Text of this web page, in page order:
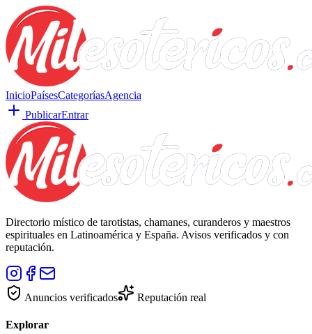
InicioPaísesCategoríasAgencia
PublicarEntrar
Directorio místico de tarotistas, chamanes, curanderos y maestros
espirituales en Latinoamérica y España. Avisos verificados y con
reputación.
Anuncios verificados Reputación real
Explorar